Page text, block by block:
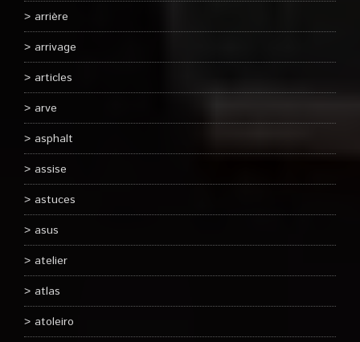
arrière
arrivage
articles
arve
asphalt
assise
astuces
asus
atelier
atlas
atoleiro